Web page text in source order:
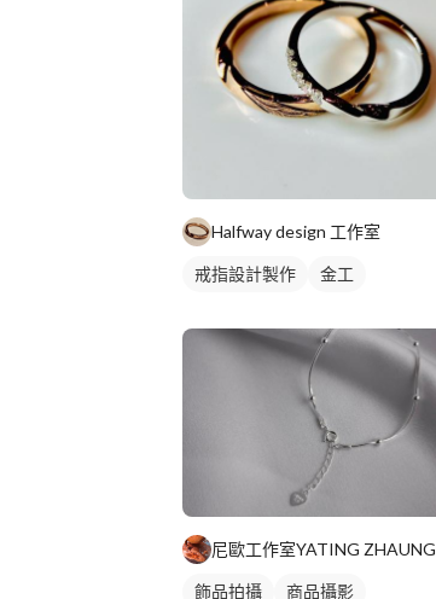
Halfway design 工作室
戒指設計製作 金工
尼歐工作室YATING ZHAUNG
飾品拍攝 商品攝影